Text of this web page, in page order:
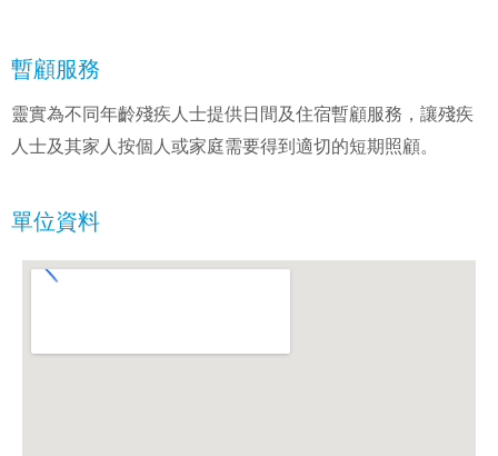
暫顧服務
靈實為不同年齡殘疾人士提供日間及住宿暫顧服務，讓殘疾
人士及其家人按個人或家庭需要得到適切的短期照顧。
單位資料